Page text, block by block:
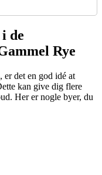
de
Rye
er det en god idé at
kan give dig flere
Her er nogle byer, du